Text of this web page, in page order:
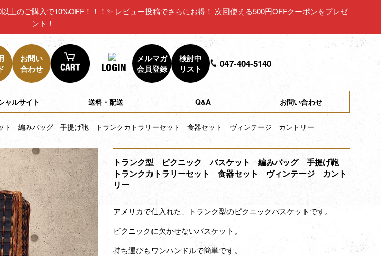
上のご購入で10%OFF！！！✨ レビュー投稿でさらにお得！ 次回使える500円OFFクーポンをプレゼ
ント！
お問い
合わせ
LOGIN
メルマガ
会員登録
検討中
リスト
047-404-5140
ャルサイト 送料・配送 Q&A お問い合わせ
ト 編みバッグ 手提げ鞄 トランクカトラリーセット 食器セット ヴィンテージ カントリー
トランク型 ピクニック バスケット 編みバッグ 手提げ鞄
トランクカトラリーセット 食器セット ヴィンテージ カント
リー
アメリカで仕入れた、トランク型のピクニックバスケットです。
ピクニックに欠かせないバスケット。
持ち運びもワンハンドルで簡単です。